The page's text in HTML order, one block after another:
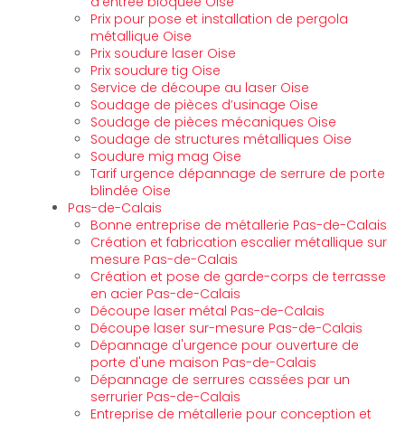
Prix pour pose et installation de pergola
métallique Oise
Prix soudure laser Oise
Prix soudure tig Oise
Service de découpe au laser Oise
Soudage de pièces d’usinage Oise
Soudage de pièces mécaniques Oise
Soudage de structures métalliques Oise
Soudure mig mag Oise
Tarif urgence dépannage de serrure de porte
blindée Oise
Pas-de-Calais
Bonne entreprise de métallerie Pas-de-Calais
Création et fabrication escalier métallique sur
mesure Pas-de-Calais
Création et pose de garde-corps de terrasse
en acier Pas-de-Calais
Découpe laser métal Pas-de-Calais
Découpe laser sur-mesure Pas-de-Calais
Dépannage d'urgence pour ouverture de
porte d'une maison Pas-de-Calais
Dépannage de serrures cassées par un
serrurier Pas-de-Calais
Entreprise de métallerie pour conception et